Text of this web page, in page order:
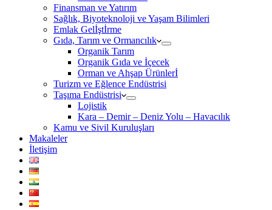
Finansman ve Yatırım
Sağlık, Biyoteknoloji ve Yaşam Bilimleri
Emlak Gelİştİrme
Gıda, Tarım ve Ormancılık
Organik Tarım
Organik Gıda ve İçecek
Orman ve Ahşap Ürünlerİ
Turizm ve Eğlence Endüstrisi
Taşıma Endüstrisi
Lojistik
Kara – Demir – Deniz Yolu – Havacılık
Kamu ve Sivil Kuruluşları
Makaleler
İletişim